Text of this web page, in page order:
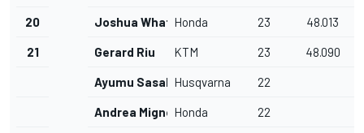
20 Joshua WhatleyHonda 23 48.013
21 Gerard Riu KTM 23 48.090
Ayumu SasakiHusqvarna 22
Andrea Migno Honda 22